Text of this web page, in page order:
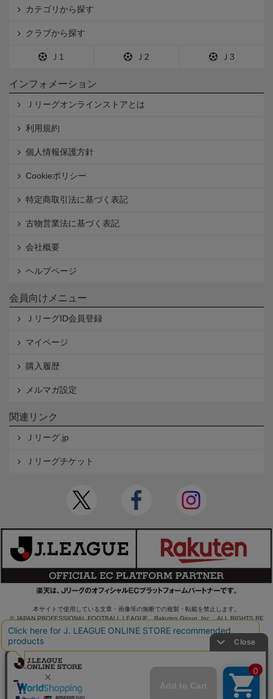
カテゴリから探す
クラブから探す
Ｊ1 Ｊ2 Ｊ3
インフォメーション
Ｊリーグオンラインストアとは
利用規約
個人情報保護方針
Cookieポリシー
特定商取引法に基づく表記
古物営業法に基づく表記
会社概要
ヘルプページ
会員向けメニュー
ＪリーグID会員登録
マイページ
購入履歴
メルマガ設定
関連リンク
Ｊリーグ.jp
Ｊリーグチケット
本サイトで使用している文章・画像等の無断での複製・転載を禁止します。
© JAPAN PROFESSIONAL FOOTBALL LEAGUE Rakuten Group, Inc. ALL RIGHTS RE
SERVED.